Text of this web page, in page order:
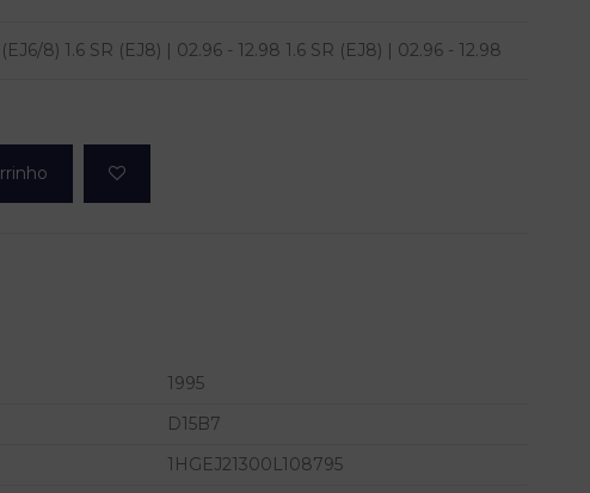
8) 1.6 SR (EJ8) | 02.96 - 12.98 1.6 SR (EJ8) | 02.96 - 12.98
1995
D15B7
1HGEJ21300L108795